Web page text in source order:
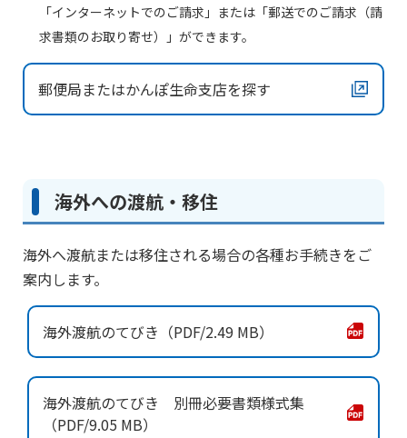
「インターネットでのご請求」または「郵送でのご請求（請
求書類のお取り寄せ）」ができます。
郵便局またはかんぽ生命支店を探す
海外への渡航・移住
海外へ渡航または移住される場合の各種お手続きをご
案内します。
海外渡航のてびき 2.49 MB
海外渡航のてびき 別冊必要書類様式集
9.05 MB